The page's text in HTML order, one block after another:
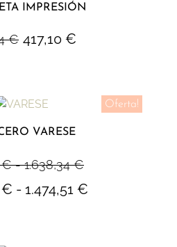
IMPRESIÓN
€ 417,10 €
Oferta!
VARESE
€ - 1.638,34€
€ - 1.474,51 €